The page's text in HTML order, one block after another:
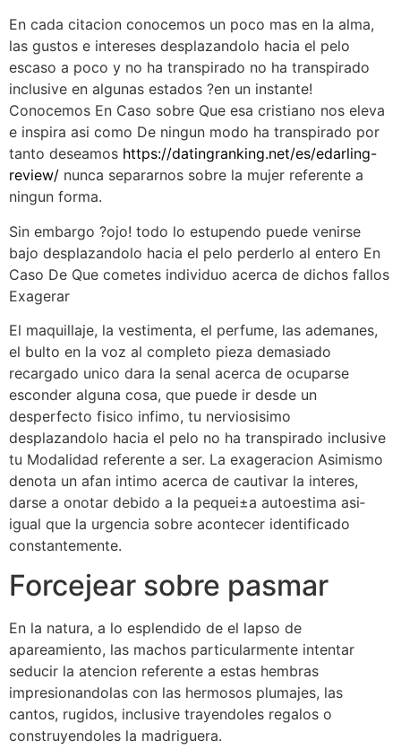
En cada citacion conocemos un poco mas en la alma,
las gustos e intereses desplazandolo hacia el pelo
escaso a poco y no ha transpirado no ha transpirado
inclusive en algunas estados ?en un instante!
Conocemos En Caso sobre Que esa cristiano nos eleva
e inspira asi­ como De ningun modo ha transpirado por
tanto deseamos https://datingranking.net/es/edarling-
review/ nunca separarnos sobre la mujer referente a
ningun forma.
Sin embargo ?ojo! todo lo estupendo puede venirse
bajo desplazandolo hacia el pelo perderlo al entero En
Caso De Que cometes individuo acerca de dichos fallos
Exagerar
El maquillaje, la vestimenta, el perfume, las ademanes,
el bulto en la voz al completo pieza demasiado
recargado unico dara la senal acerca de ocuparse
esconder alguna cosa, que puede ir desde un
desperfecto fisico infimo, tu nerviosisimo
desplazandolo hacia el pelo no ha transpirado inclusive
tu Modalidad referente a ser. La exageracion Asimismo
denota un afan intimo acerca de cautivar la interes,
darse a onotar debido a la pequei±a autoestima asi­
igual que la urgencia sobre acontecer identificado
constantemente.
Forcejear sobre pasmar
En la natura, a lo esplendido de el lapso de
apareamiento, las machos particularmente intentar
seducir la atencion referente a estas hembras
impresionandolas con las hermosos plumajes, las
cantos, rugidos, inclusive trayendoles regalos o
construyendoles la madriguera.